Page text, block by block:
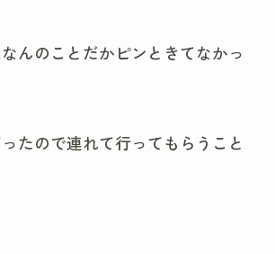
んのことだかピンときてなかっ
たので連れて行ってもらうこと